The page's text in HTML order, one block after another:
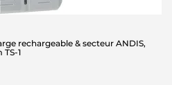
rechargeable & secteur ANDIS,
1